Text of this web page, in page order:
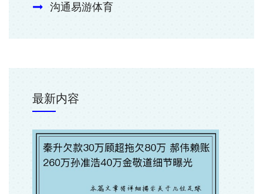
沟通易游体育
最新内容